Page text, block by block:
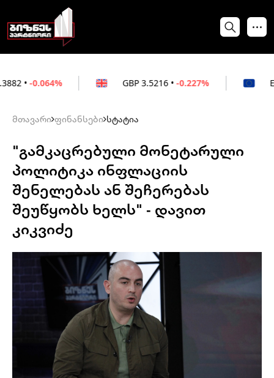
3.5216 • -0.227% 3.0212 •
მთავარი ფინანსები სტატია
"გამკაცრებული მონეტარული
პოლიტიკა ინფლაციის
შენელებას ან შეჩერებას
შეუწყობს ხელს" - დავით
კიკვიძე